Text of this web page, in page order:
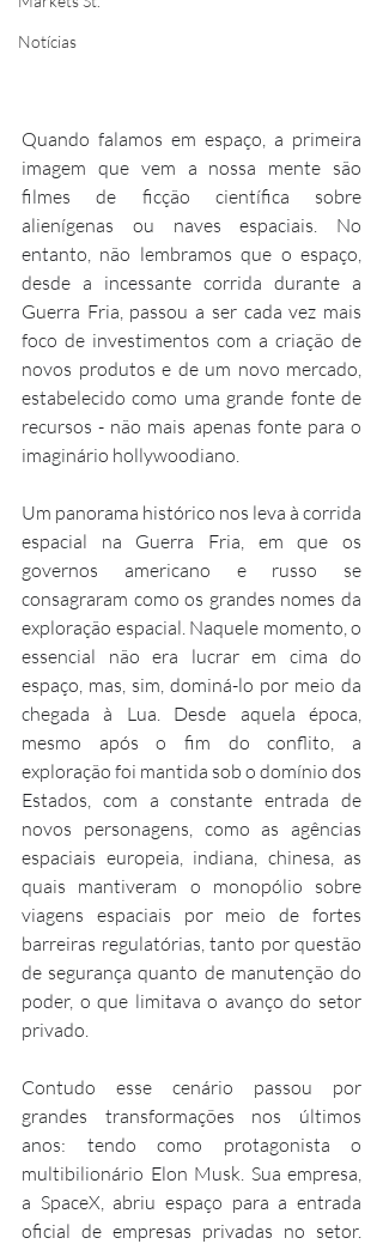
Notícias
Quando falamos em espaço, a primeira
imagem que vem a nossa mente são
filmes de ficção científica sobre
alienígenas ou naves espaciais. No
entanto, não lembramos que o espaço,
desde a incessante corrida durante a
Guerra Fria, passou a ser cada vez mais
foco de investimentos com a criação de
novos produtos e de um novo mercado,
estabelecido como uma grande fonte de
recursos - não mais apenas fonte para o
imaginário hollywoodiano.
Um panorama histórico nos leva à corrida
espacial na Guerra Fria, em que os
governos americano e russo se
consagraram como os grandes nomes da
exploração espacial. Naquele momento, o
essencial não era lucrar em cima do
espaço, mas, sim, dominá-lo por meio da
chegada à Lua. Desde aquela época,
mesmo após o fim do conflito, a
exploração foi mantida sob o domínio dos
Estados, com a constante entrada de
novos personagens, como as agências
espaciais europeia, indiana, chinesa, as
quais mantiveram o monopólio sobre
viagens espaciais por meio de fortes
barreiras regulatórias, tanto por questão
de segurança quanto de manutenção do
poder, o que limitava o avanço do setor
privado.
Contudo esse cenário passou por
grandes transformações nos últimos
anos: tendo como protagonista o
multibilionário Elon Musk. Sua empresa,
a SpaceX, abriu espaço para a entrada
oficial de empresas privadas no setor.